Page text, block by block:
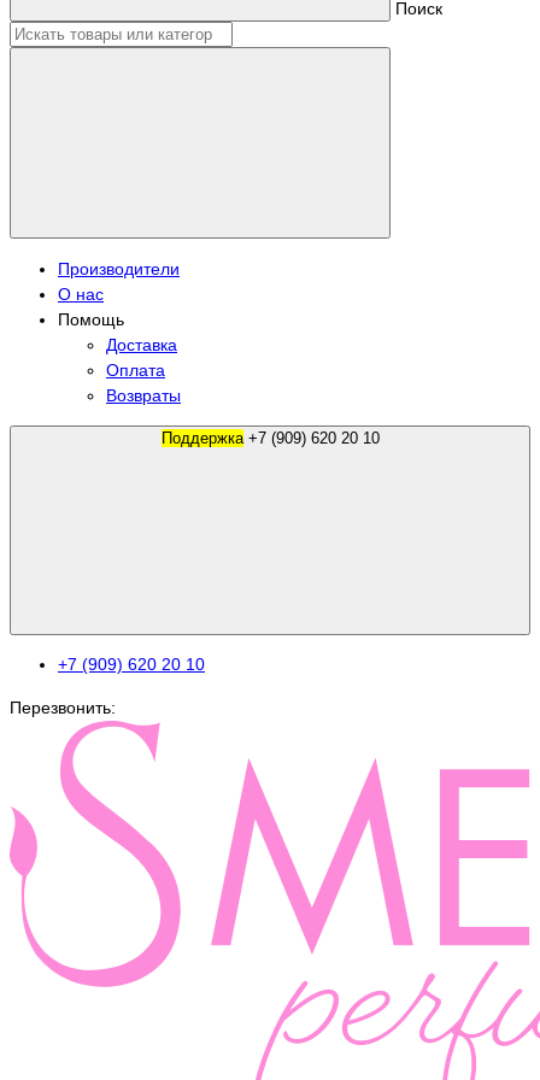
Поиск
Производители
О нас
Помощь
Доставка
Оплата
Возвраты
Поддержка +7 (909) 620 20 10
+7 (909) 620 20 10
Перезвонить: